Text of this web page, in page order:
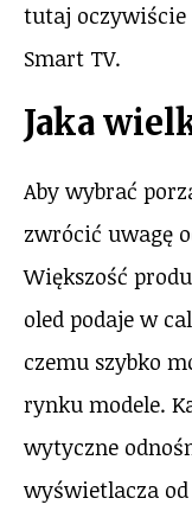
tutaj
Smart TV.
Jaka
Aby wybrać
zwrócić uwagę
Większość
oled podaje w
czemu szybko
rynku modele.
wytyczne
wyświetlacza